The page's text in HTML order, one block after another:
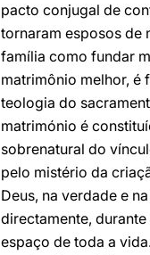
pacto conjugal de
tornaram esposos de
família como fundar
matrimônio melhor, é
teologia do
matrimónio é
sobrenatural do
pelo mistério da
Deus, na verdade e
directamente,
espaço de toda a